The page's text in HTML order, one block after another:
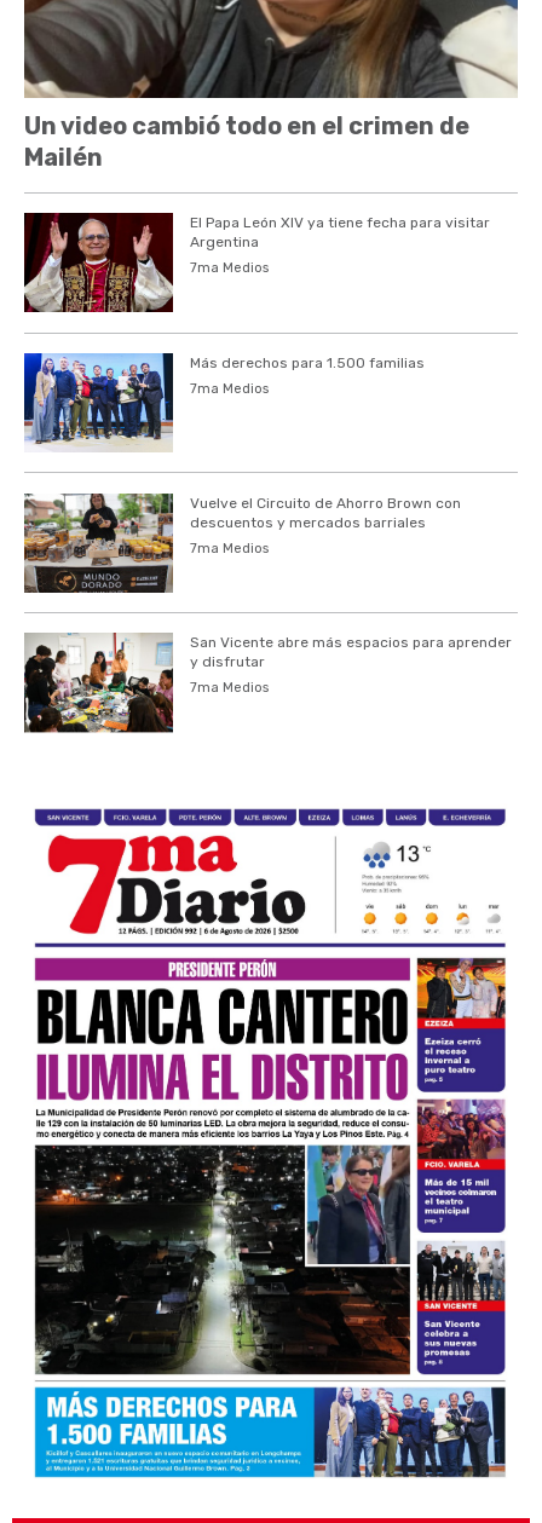
Un video cambió todo en el crimen de
Mailén
El Papa León XIV ya tiene fecha para visitar
Argentina
7ma Medios
Más derechos para 1.500 familias
7ma Medios
Vuelve el Circuito de Ahorro Brown con
descuentos y mercados barriales
7ma Medios
San Vicente abre más espacios para aprender
y disfrutar
7ma Medios